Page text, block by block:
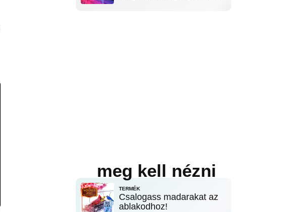
meg kell nézni
TERMÉK
Csalogass madarakat az
ablakodhoz!